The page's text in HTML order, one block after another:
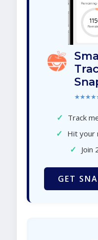
✓ Track
✓ Hit your
✓ Join
GET